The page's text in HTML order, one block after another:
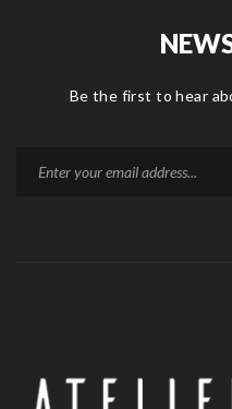
Be the first to hear